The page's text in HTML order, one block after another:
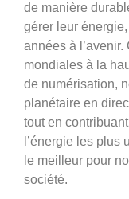
de manière
gérer leur
années à
mondiales à la
de numérisation,
planétaire en
tout en
l’énergie les plus
le meilleur pour
société.